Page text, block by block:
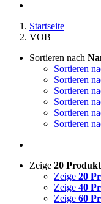
Startseite
VOB
Sortieren nach
Sortieren
Sortieren
Sortieren
Sortieren
Sortieren
Sortieren
Zeige 20
Zeige 20
Zeige 40
Zeige 60